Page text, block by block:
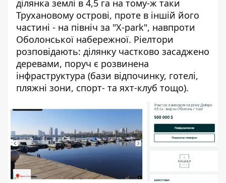
ділянка землі в 4,5 га на тому-ж таки
Трухановому острові, проте в іншій його
частині - на північ за "Х-park", навпроти
Оболонської набережної. Ріелтори
розповідають: ділянку частково засаджено
деревами, поруч є розвинена
інфраструктура (бази відпочинку, готелі,
пляжні зони, спорт- та яхт-клуб тощо).